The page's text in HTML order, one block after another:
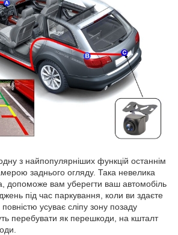
з найпопулярніших функцій останнім
заднього огляду. Така невелика
допоможе вам уберегти ваш автомобіль
під час паркування, коли ви здаєте
усуває сліпу зону позаду
перебувати як перешкоди, на кшталт